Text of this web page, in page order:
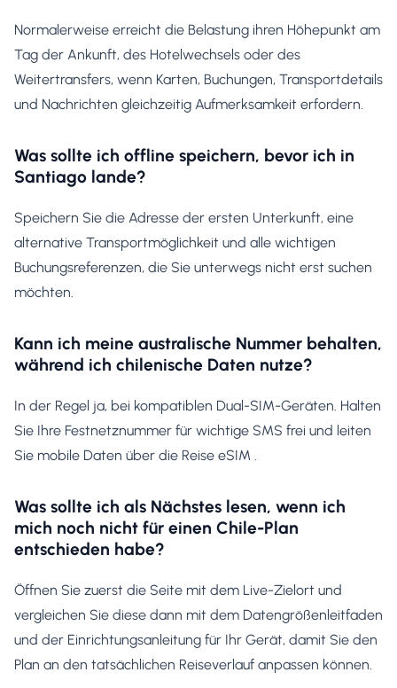
Normalerweise erreicht die Belastung ihren Höhepunkt am
Tag der Ankunft, des Hotelwechsels oder des
Weitertransfers, wenn Karten, Buchungen, Transportdetails
und Nachrichten gleichzeitig Aufmerksamkeit erfordern.
Was sollte ich offline speichern, bevor ich in
Santiago lande?
Speichern Sie die Adresse der ersten Unterkunft, eine
alternative Transportmöglichkeit und alle wichtigen
Buchungsreferenzen, die Sie unterwegs nicht erst suchen
möchten.
Kann ich meine australische Nummer behalten,
während ich chilenische Daten nutze?
In der Regel ja, bei kompatiblen Dual-SIM-Geräten. Halten
Sie Ihre Festnetznummer für wichtige SMS frei und leiten
Sie mobile Daten über die Reise eSIM .
Was sollte ich als Nächstes lesen, wenn ich
mich noch nicht für einen Chile-Plan
entschieden habe?
Öffnen Sie zuerst die Seite mit dem Live-Zielort und
vergleichen Sie diese dann mit dem Datengrößenleitfaden
und der Einrichtungsanleitung für Ihr Gerät, damit Sie den
Plan an den tatsächlichen Reiseverlauf anpassen können.